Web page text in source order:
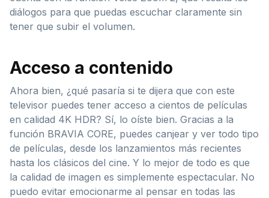
diálogos para que puedas escuchar claramente sin
tener que subir el volumen.
Acceso a contenido
Ahora bien, ¿qué pasaría si te dijera que con este
televisor puedes tener acceso a cientos de películas
en calidad 4K HDR? Sí, lo oíste bien. Gracias a la
función BRAVIA CORE, puedes canjear y ver todo tipo
de películas, desde los lanzamientos más recientes
hasta los clásicos del cine. Y lo mejor de todo es que
la calidad de imagen es simplemente espectacular. No
puedo evitar emocionarme al pensar en todas las